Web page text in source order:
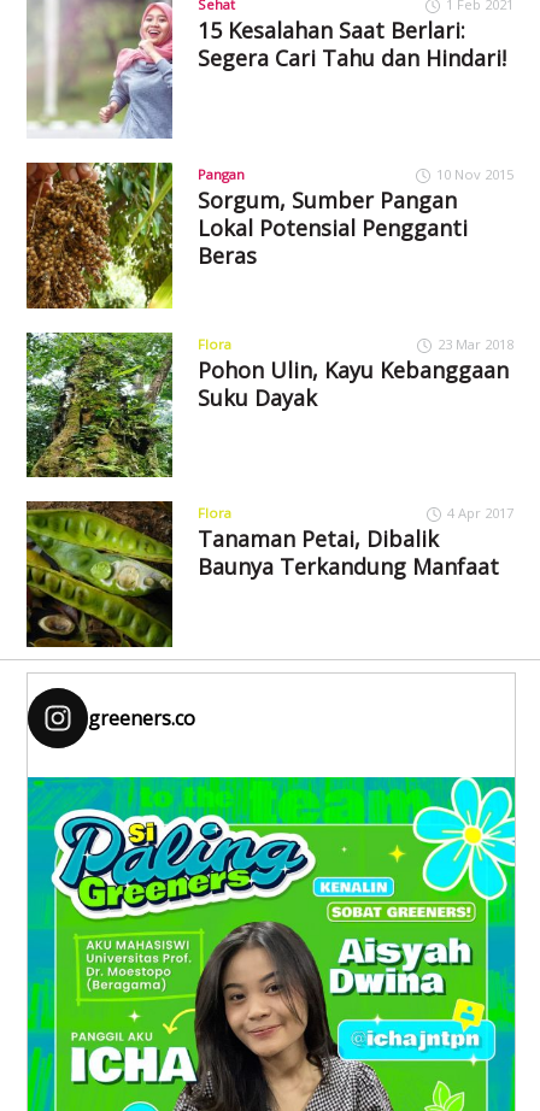
Sehat 1 Feb 2021
15 Kesalahan Saat Berlari:
Segera Cari Tahu dan Hindari!
Pangan 10 Nov 2015
Sorgum, Sumber Pangan
Lokal Potensial Pengganti
Beras
Flora 23 Mar 2018
Pohon Ulin, Kayu Kebanggaan
Suku Dayak
Flora 4 Apr 2017
Tanaman Petai, Dibalik
Baunya Terkandung Manfaat
greeners.co